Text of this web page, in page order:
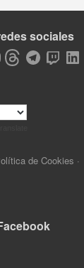
sociales
ThreadsTelegramTwitch
de Cookies